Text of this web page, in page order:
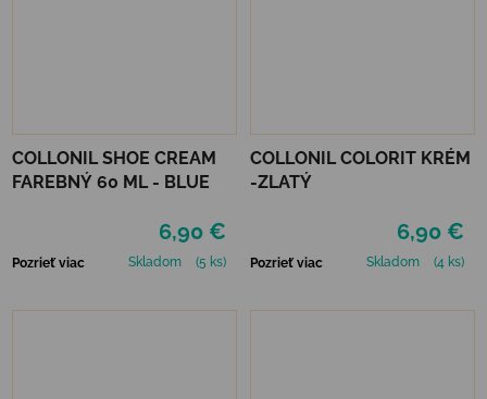
COLLONIL SHOE CREAM
FAREBNÝ 60 ML - BLUE
6,90 €
Pozrieť viac Skladom (5 ks)
COLLONIL COLORIT KRÉM
-ZLATÝ
6,90 €
Pozrieť viac Skladom (4 ks)